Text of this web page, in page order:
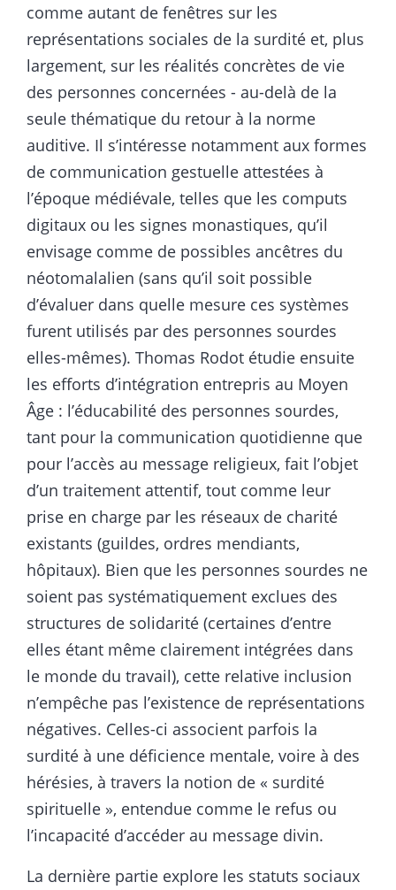
comme autant de fenêtres sur les
représentations sociales de la surdité et, plus
largement, sur les réalités concrètes de vie
des personnes concernées - au-delà de la
seule thématique du retour à la norme
auditive. Il s’intéresse notamment aux formes
de communication gestuelle attestées à
l’époque médiévale, telles que les computs
digitaux ou les signes monastiques, qu’il
envisage comme de possibles ancêtres du
néotomalalien (sans qu’il soit possible
d’évaluer dans quelle mesure ces systèmes
furent utilisés par des personnes sourdes
elles-mêmes). Thomas Rodot étudie ensuite
les efforts d’intégration entrepris au Moyen
Âge : l’éducabilité des personnes sourdes,
tant pour la communication quotidienne que
pour l’accès au message religieux, fait l’objet
d’un traitement attentif, tout comme leur
prise en charge par les réseaux de charité
existants (guildes, ordres mendiants,
hôpitaux). Bien que les personnes sourdes ne
soient pas systématiquement exclues des
structures de solidarité (certaines d’entre
elles étant même clairement intégrées dans
le monde du travail), cette relative inclusion
n’empêche pas l’existence de représentations
négatives. Celles-ci associent parfois la
surdité à une déficience mentale, voire à des
hérésies, à travers la notion de « surdité
spirituelle », entendue comme le refus ou
l’incapacité d’accéder au message divin.
La dernière partie explore les statuts sociaux